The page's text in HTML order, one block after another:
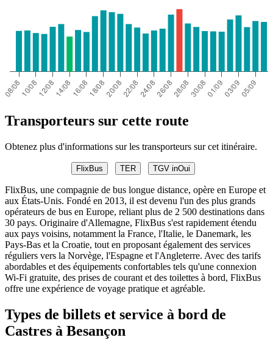
Transporteurs sur cette route
Obtenez plus d'informations sur les transporteurs sur cet itinéraire.
FlixBus TER TGV inOui
FlixBus, une compagnie de bus longue distance, opère en Europe et
aux États-Unis. Fondé en 2013, il est devenu l'un des plus grands
opérateurs de bus en Europe, reliant plus de 2 500 destinations dans
30 pays. Originaire d'Allemagne, FlixBus s'est rapidement étendu
aux pays voisins, notamment la France, l'Italie, le Danemark, les
Pays-Bas et la Croatie, tout en proposant également des services
réguliers vers la Norvège, l'Espagne et l'Angleterre. Avec des tarifs
abordables et des équipements confortables tels qu'une connexion
Wi-Fi gratuite, des prises de courant et des toilettes à bord, FlixBus
offre une expérience de voyage pratique et agréable.
Types de billets et service à bord de
Castres à Besançon